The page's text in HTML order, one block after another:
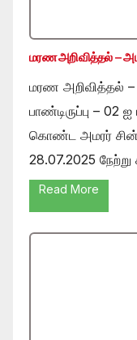
மரண அறிவித்தல் –
மரண அறிவித்தல் –
பாண்டிருப்பு – 02 ஐ
கொண்ட அமரர்
28.07.2025
Read More